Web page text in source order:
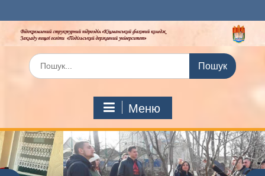
до
вмісту
Шукати:
Меню